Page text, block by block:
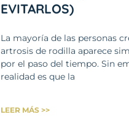
EVITARLOS)
La mayoría de las personas
artrosis de rodilla aparece
por el paso del tiempo. Sin
realidad es que la
LEER MÁS >>